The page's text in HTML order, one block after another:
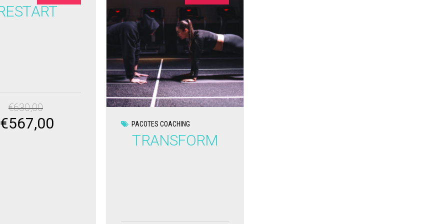
€630,00
Original
€567,00
Current PACOTES COACHING
TRANSFORM